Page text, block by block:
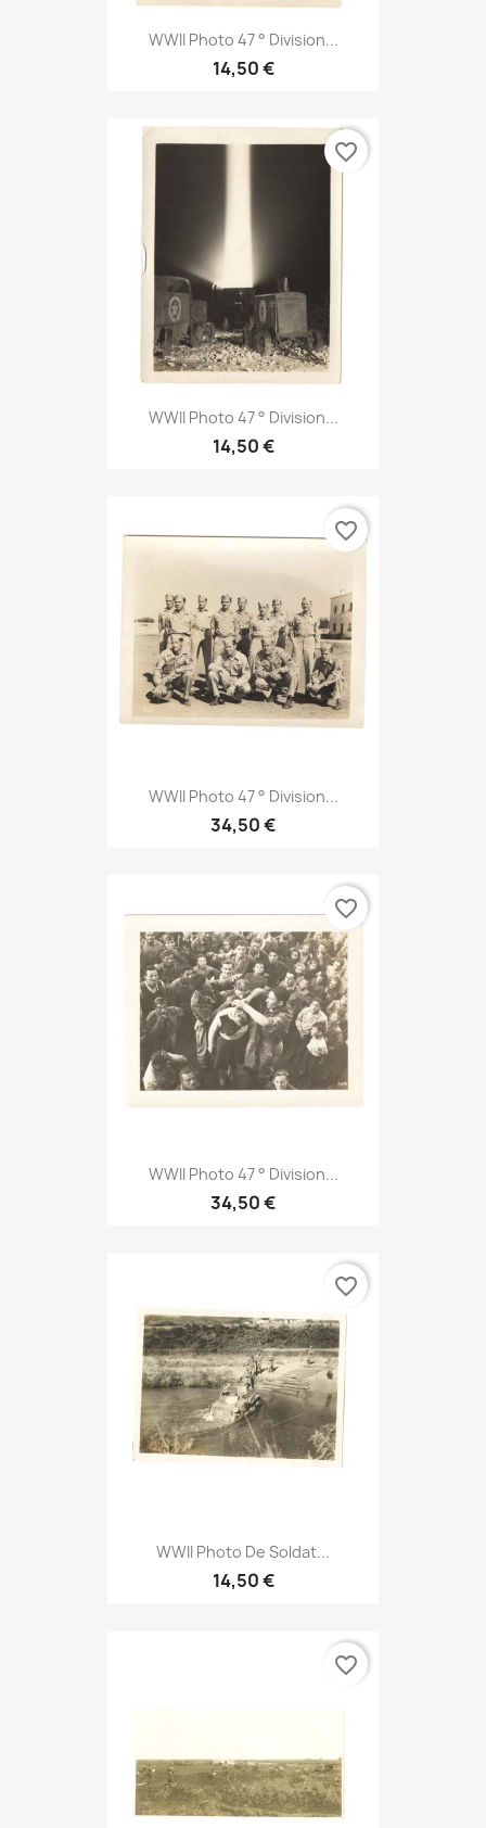
WWII Photo 47 ° Division...
14,50 €
WWII Photo 47 ° Division...
14,50 €
favorite_border
WWII Photo 47 ° Division...
34,50 €
favorite_border
WWII Photo 47 ° Division...
34,50 €
favorite_border
WWII Photo De Soldat...
14,50 €
favorite_border
favorite_border